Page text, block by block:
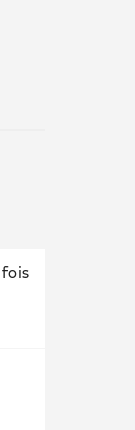
fois